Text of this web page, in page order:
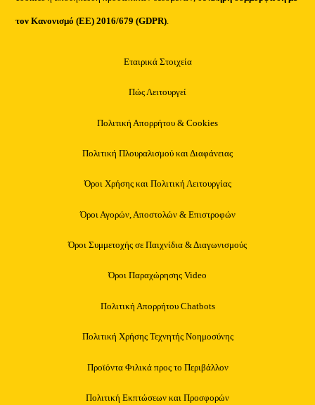
τον Κανονισμό (ΕΕ) 2016/679 (GDPR).
Εταιρικά Στοιχεία
Πώς Λειτουργεί
Πολιτική Απορρήτου & Cookies
Πολιτική Πλουραλισμού και Διαφάνειας
Όροι Χρήσης και Πολιτική Λειτουργίας
Όροι Αγορών, Αποστολών & Επιστροφών
Όροι Συμμετοχής σε Παιχνίδια & Διαγωνισμούς
Όροι Παραχώρησης Video
Πολιτική Απορρήτου Chatbots
Πολιτική Χρήσης Τεχνητής Νοημοσύνης
Προϊόντα Φιλικά προς το Περιβάλλον
Πολιτική Εκπτώσεων και Προσφορών